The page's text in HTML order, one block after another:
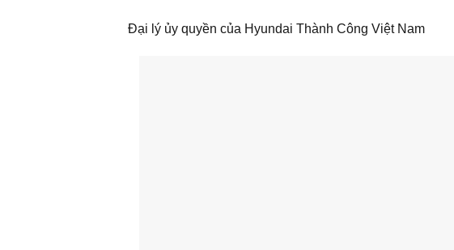
Đại lý ủy quyền của Hyundai Thành Công Việt Nam